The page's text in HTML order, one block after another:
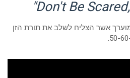
אשר הצליח לשלב את תורת הזן